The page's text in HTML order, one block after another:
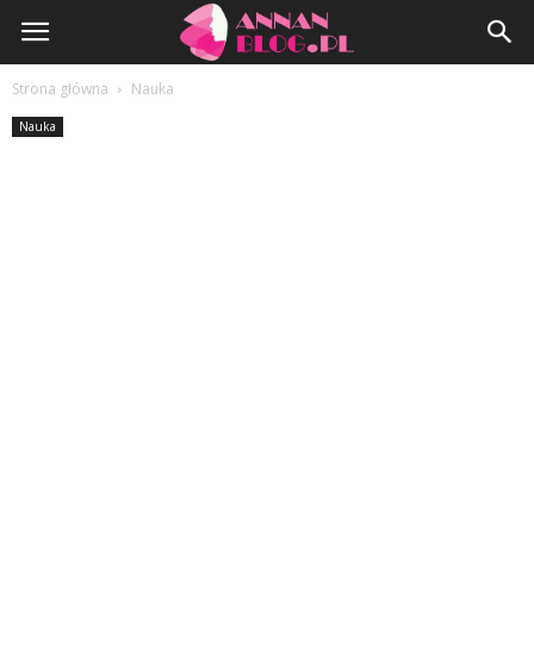
AnnanBlog.pl
Strona główna Nauka
Nauka